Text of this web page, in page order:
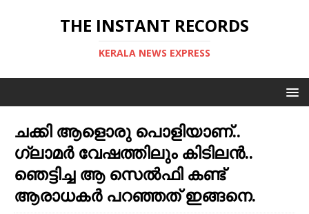
THE INSTANT RECORDS
KERALA NEWS EXPRESS
ചക്കി ആളൊരു പൊളിയാണ്..
ഗ്ലാമര്‍ വേഷത്തിലും കിടിലന്‍..
ഞെട്ടിച്ച ആ സെല്‍ഫി കണ്ട്
ആരാധകര്‍ പറഞ്ഞത് ഇങ്ങനെ.